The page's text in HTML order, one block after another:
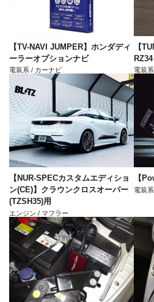
【TV-NAVI JUMPER】ホンダディ
ーラーオプションナビ
電装系 / カーナビ
【
電装
【NUR-SPECカスタムエディショ
ン(CE)】クラウンクロスオーバー
(TZSH35)用
エンジン / マフラー
【
電装